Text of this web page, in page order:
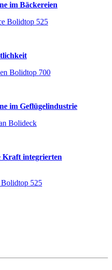
im Bäckereien
im Geflügelindustrie
integrierten